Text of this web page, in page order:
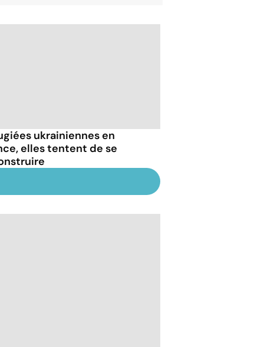
ukrainiennes en
elles tentent de se